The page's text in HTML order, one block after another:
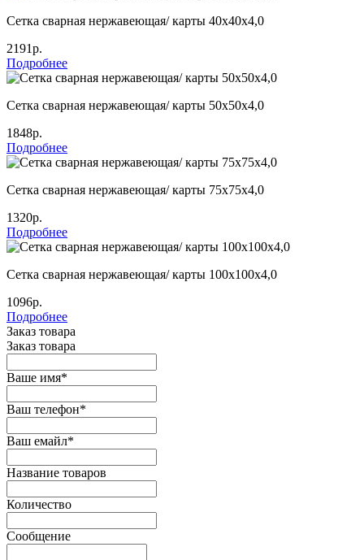
Сетка сварная нержавеющая/ карты 40х40х4,0
2191р.
Подробнее
Сетка сварная нержавеющая/ карты 50х50х4,0
1848р.
Подробнее
Сетка сварная нержавеющая/ карты 75х75х4,0
1320р.
Подробнее
Сетка сварная нержавеющая/ карты 100х100х4,0
1096р.
Подробнее
Заказ товара
Заказ товара
Ваше имя*
Ваш телефон*
Ваш емайл*
Название товаров
Количество
Сообщение